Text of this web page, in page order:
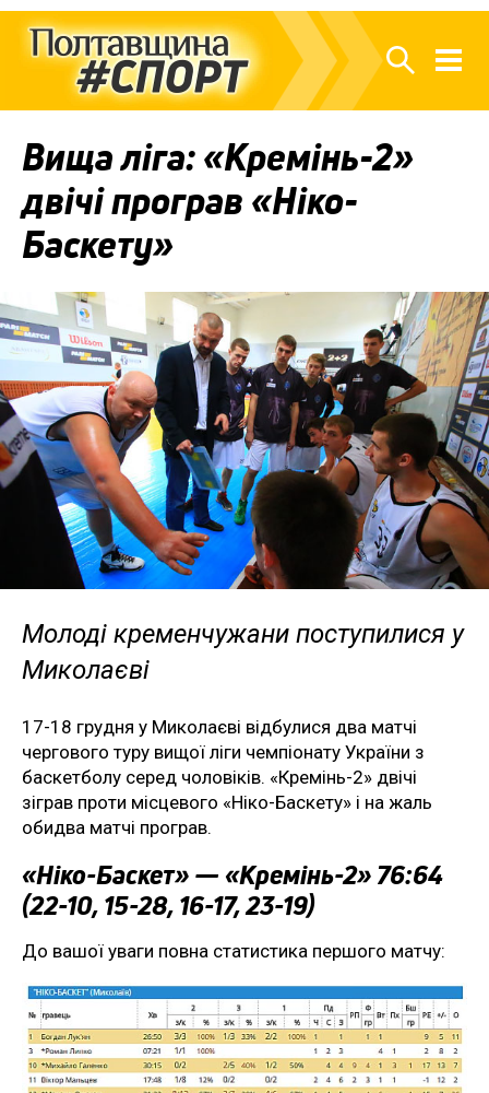
Вища ліга: «Кремінь-2»
двічі програв «Ніко-
Баскету»
Молоді кременчужани поступилися у
Миколаєві
17-18 грудня у Миколаєві відбулися два матчі
чергового туру вищої ліги чемпіонату України з
баскетболу серед чоловіків. «Кремінь-2» двічі
зіграв проти місцевого «Ніко-Баскету» і на жаль
обидва матчі програв.
«Ніко-Баскет» — «Кремінь-2» 76:64
(22-10, 15-28, 16-17, 23-19)
До вашої уваги повна статистика першого матчу: